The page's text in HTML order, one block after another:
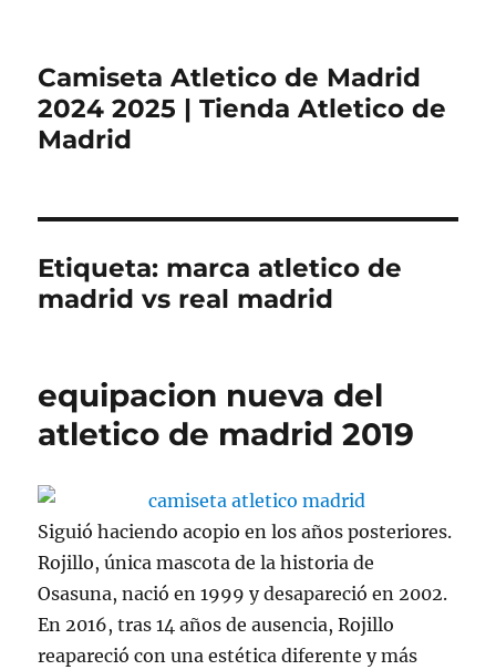
Camiseta Atletico de Madrid
2024 2025 | Tienda Atletico de
Madrid
Etiqueta: marca atletico de
madrid vs real madrid
equipacion nueva del
atletico de madrid 2019
Siguió haciendo acopio en los años posteriores.
Rojillo, única mascota de la historia de
Osasuna, nació en 1999 y desapareció en 2002.
En 2016, tras 14 años de ausencia, Rojillo
reapareció con una estética diferente y más